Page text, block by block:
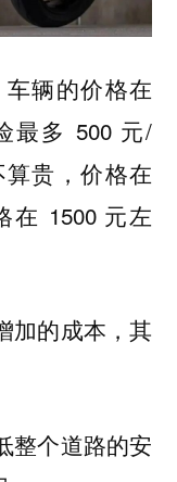
辆的价格在
最多 500 元/
贵，价格在
在 1500 元左
加的成本，其
整个道路的安